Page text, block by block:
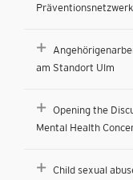
am Standort Ulm
Opening the
Mental Health
Child sexual